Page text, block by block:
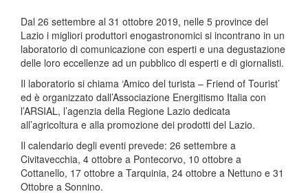
Dal 26 settembre al 31 ottobre 2019, nelle 5 province del
Lazio i migliori produttori enogastronomici si incontrano in un
laboratorio di comunicazione con esperti e una degustazione
delle loro eccellenze ad un pubblico di esperti e di giornalisti.
Il laboratorio si chiama ‘Amico del turista – Friend of Tourist’
ed è organizzato dall’Associazione Energitismo Italia con
l’ARSIAL, l’agenzia della Regione Lazio dedicata
all’agricoltura e alla promozione dei prodotti del Lazio.
Il calendario degli eventi prevede: 26 settembre a
Civitavecchia, 4 ottobre a Pontecorvo, 10 ottobre a
Cottanello, 17 ottobre a Tarquinia, 24 ottobre a Nettuno e 31
Ottobre a Sonnino.